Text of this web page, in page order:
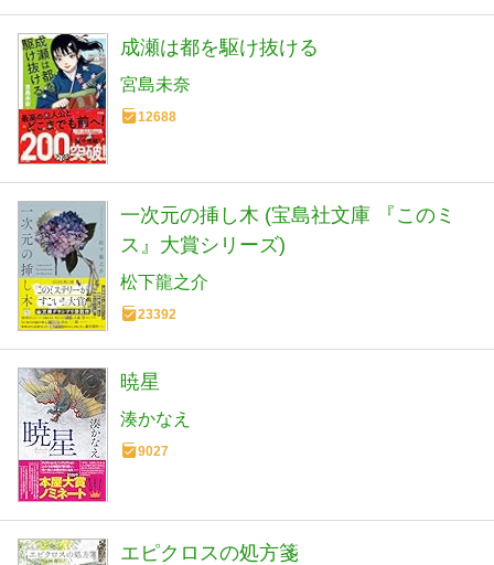
成瀬は都を駆け抜ける
宮島未奈
12688
一次元の挿し木 (宝島社文庫 『このミ
ス』大賞シリーズ)
松下龍之介
23392
暁星
湊かなえ
9027
エピクロスの処方箋